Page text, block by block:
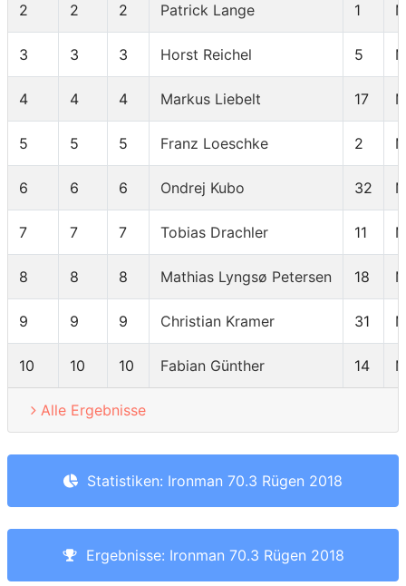
2 2 2 Patrick Lange 1
3 3 3 Horst Reichel 5
4 4 4 Markus Liebelt 17
5 5 5 Franz Loeschke 2
6 6 6 Ondrej Kubo 32
7 7 7 Tobias Drachler 11
8 8 8 Mathias Lyngsø Petersen 18
9 9 9 Christian Kramer 31
10 10 10 Fabian Günther 14
Alle Ergebnisse
Statistiken: Ironman 70.3 Rügen 2018
Ergebnisse: Ironman 70.3 Rügen 2018